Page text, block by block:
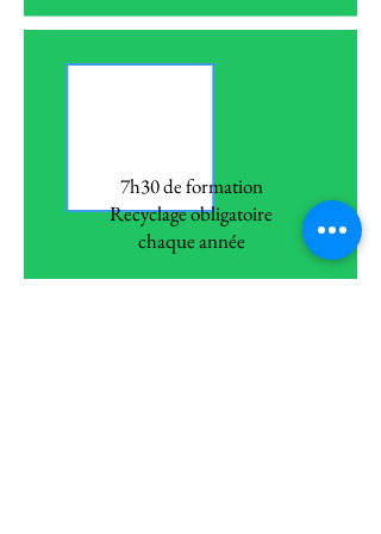
En savoir plus
7h30 de formation
Recyclage obligatoire
chaque année